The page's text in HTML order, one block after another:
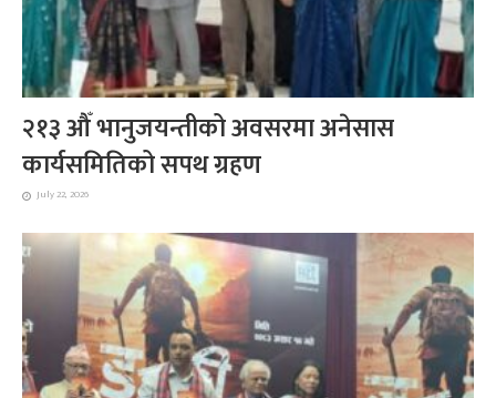
२१३ औँ भानुजयन्तीको अवसरमा अनेसास
कार्यसमितिको सपथ ग्रहण
July 22, 2026